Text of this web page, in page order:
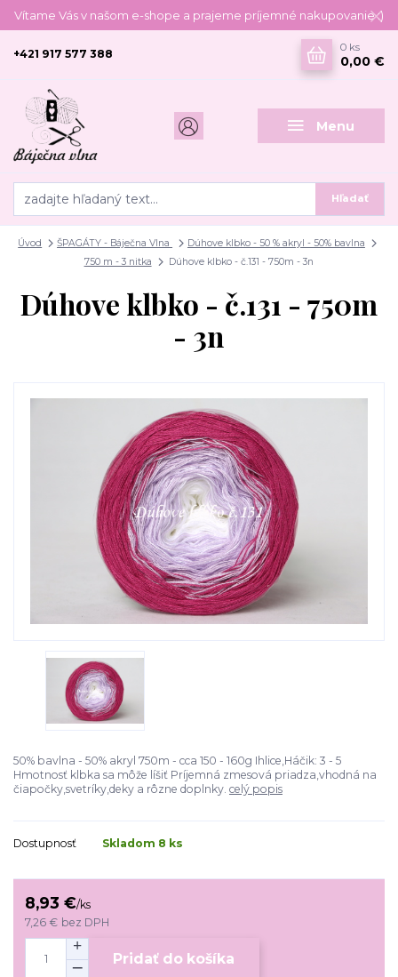
Vítame Vás v našom e-shope a prajeme príjemné nakupovanie :)
Menu
Hľadať
+421 917 577 388
0 ks
0,00 €
Úvod ŠPAGÁTY - Báječna Vlna
Dúhove klbko - 50 % akryl - 50% bavlna
750 m - 3 nitka
Dúhove klbko - č.131 - 750m - 3n
Dúhove klbko - č.131 - 750m
- 3n
50% bavlna - 50% akryl 750m - cca 150 - 160g Ihlice,Háčik: 3 - 5
Hmotnosť klbka sa môže líšiť Príjemná zmesová priadza,vhodná na
čiapočky,svetríky,deky a rôzne doplnky. celý popis
Dostupnosť Skladom 8 ks
8,93 €/ks
7,26 € bez DPH
Pridať do košíka